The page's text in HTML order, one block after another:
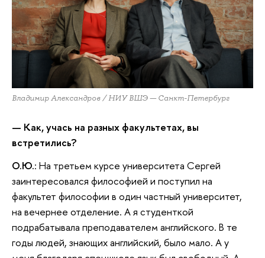
Владимир Александров / НИУ ВШЭ — Санкт-Петербург
— Как, учась на разных факультетах, вы
встретились?
О.Ю.: На третьем курсе университета Сергей
заинтересовался философией и поступил на
факультет философии в один частный университет,
на вечернее отделение. А я студенткой
подрабатывала преподавателем английского. В те
годы людей, знающих английский, было мало. А у